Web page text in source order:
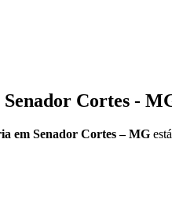
Cortes -
em Senador Cortes – MG